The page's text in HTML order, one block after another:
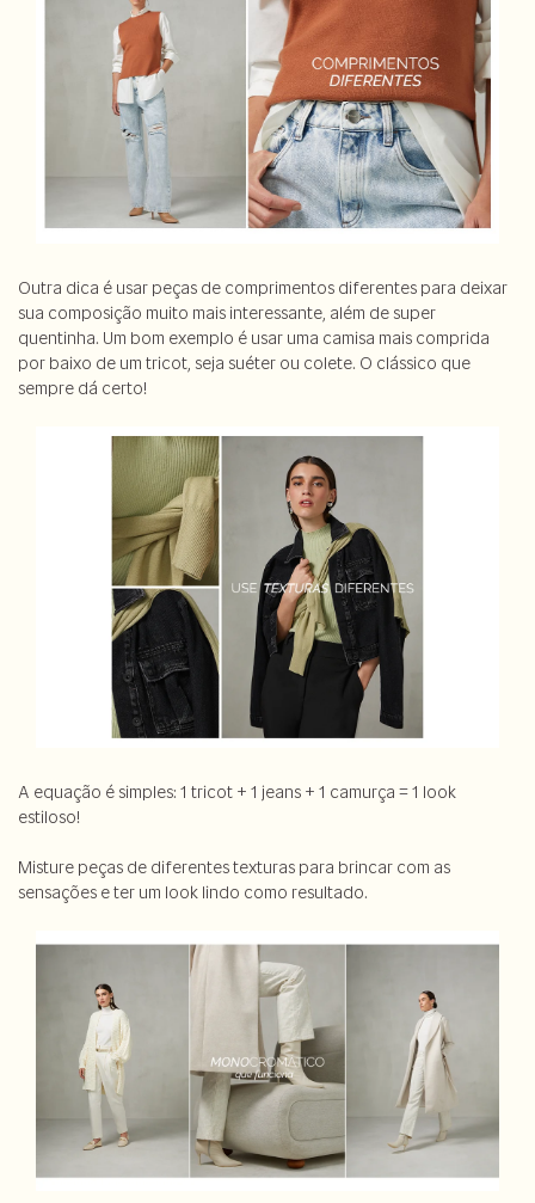
Outra dica é usar peças de comprimentos diferentes para deixar
sua composição muito mais interessante, além de super
quentinha. Um bom exemplo é usar uma camisa mais comprida
por baixo de um tricot, seja suéter ou colete. O clássico que
sempre dá certo!
A equação é simples: 1 tricot + 1 jeans + 1 camurça = 1 look
estiloso!
Misture peças de diferentes texturas para brincar com as
sensações e ter um look lindo como resultado.